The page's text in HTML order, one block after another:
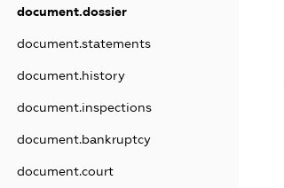
document.dossier
document.statements
document.history
document.inspections
document.bankruptcy
document.court